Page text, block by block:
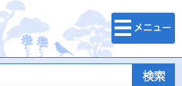
検索・メニュ
ー